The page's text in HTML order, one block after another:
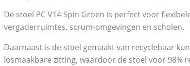
De stoel PC V14 Spin Groen is perfect voor
vergaderruimtes, scrum-omgevingen en scholen.
Daarnaast is de stoel gemaakt van recyclebaar
losmaakbare zitting, waardoor de stoel voor 98%